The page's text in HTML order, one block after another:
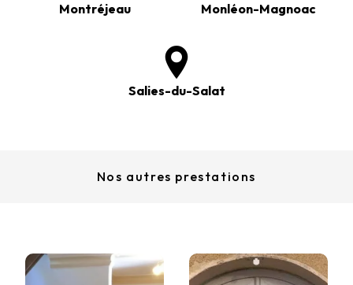
Montréjeau Monléon-Magnoac
Salies-du-Salat
Nos autres prestations